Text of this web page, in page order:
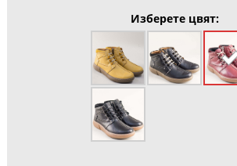
Изберете цвят: